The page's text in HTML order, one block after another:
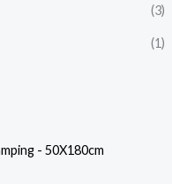
(3)
(1)
- 50X180cm